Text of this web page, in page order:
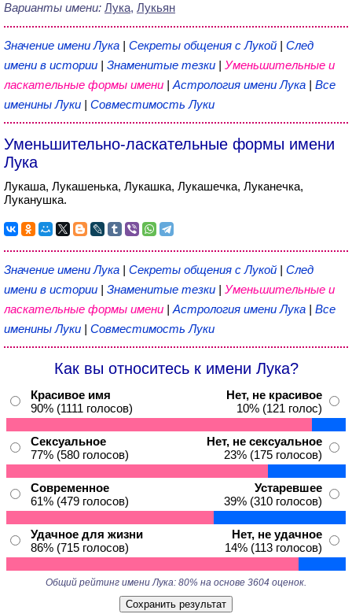
Варианты имени: Лука, Лукьян
Значение имени Лука | Секреты общения с Лукой | След
имени в истории | Знаменитые тезки | Уменьшительные и
ласкательные формы имени | Астрология имени Лука | Все
именины Луки | Совместимость Луки
Уменьшительно-ласкательные формы имени
Лука
Лукаша, Лукашенька, Лукашка, Лукашечка, Луканечка,
Луканушка.
Значение имени Лука | Секреты общения с Лукой | След
имени в истории | Знаменитые тезки | Уменьшительные и
ласкательные формы имени | Астрология имени Лука | Все
именины Луки | Совместимость Луки
Как вы относитесь к имени Лука?
Красивое имя
90% (1111 голосов)
Нет, не красивое
10% (121 голос)
Сексуальное
77% (580 голосов)
Нет, не сексуальное
23% (175 голосов)
Современное
61% (479 голосов)
Устаревшее
39% (310 голосов)
Удачное для жизни
86% (715 голосов)
Нет, не удачное
14% (113 голосов)
Общий рейтинг имени Лука: 80% на основе 3604 оценок.